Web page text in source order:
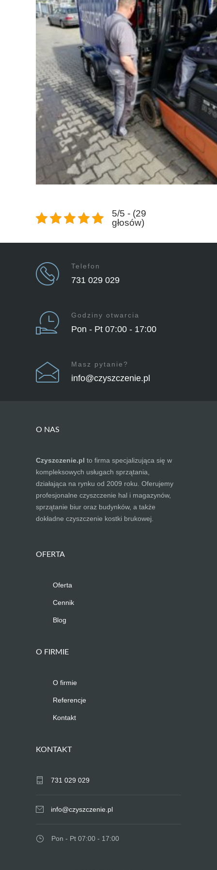
5/5 - (29
głosów)
Telefon
731 029 029
Godziny otwarcia
Pon - Pt 07:00 - 17:00
Masz pytanie?
info@czyszczenie.pl
O NAS
Czyszczenie.pl to firma specjalizująca się w
kompleksowych usługach sprzątania,
działająca na rynku od 2009 roku. Oferujemy
profesjonalne czyszczenie hal i magazynów,
sprzątanie biur oraz budynków, a także
dokładne czyszczenie kostki brukowej.
OFERTA
Oferta
Cennik
Blog
O FIRMIE
O firmie
Referencje
Kontakt
KONTAKT
731 029 029
info@czyszczenie.pl
Pon - Pt 07:00 - 17:00